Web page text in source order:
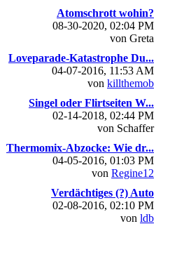
Atomschrott wohin?
08-30-2020, 02:04 PM
von Greta
Loveparade-Katastrophe Du...
04-07-2016, 11:53 AM
von killthemob
Singel oder Flirtseiten W...
02-14-2018, 02:44 PM
von Schaffer
Thermomix-Abzocke: Wie dr...
04-05-2016, 01:03 PM
von Regine12
Verdächtiges (?) Auto
02-08-2016, 02:10 PM
von ldb